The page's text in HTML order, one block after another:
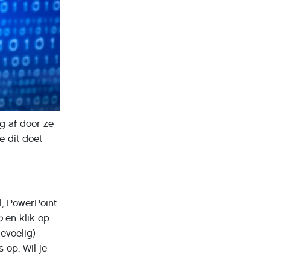
af door ze
dit doet
PowerPoint
en klik op
op. Wil je